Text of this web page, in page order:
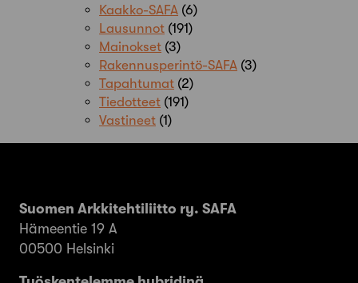
Kaakko-SAFA (6)
Lausunnot (191)
Mainokset (3)
Rakennusperintö-SAFA (3)
Tapahtumat (2)
Tiedotteet (191)
Vastineet (1)
Suomen Arkkitehtiliitto ry. SAFA
Hämeentie 19 A
00500 Helsinki